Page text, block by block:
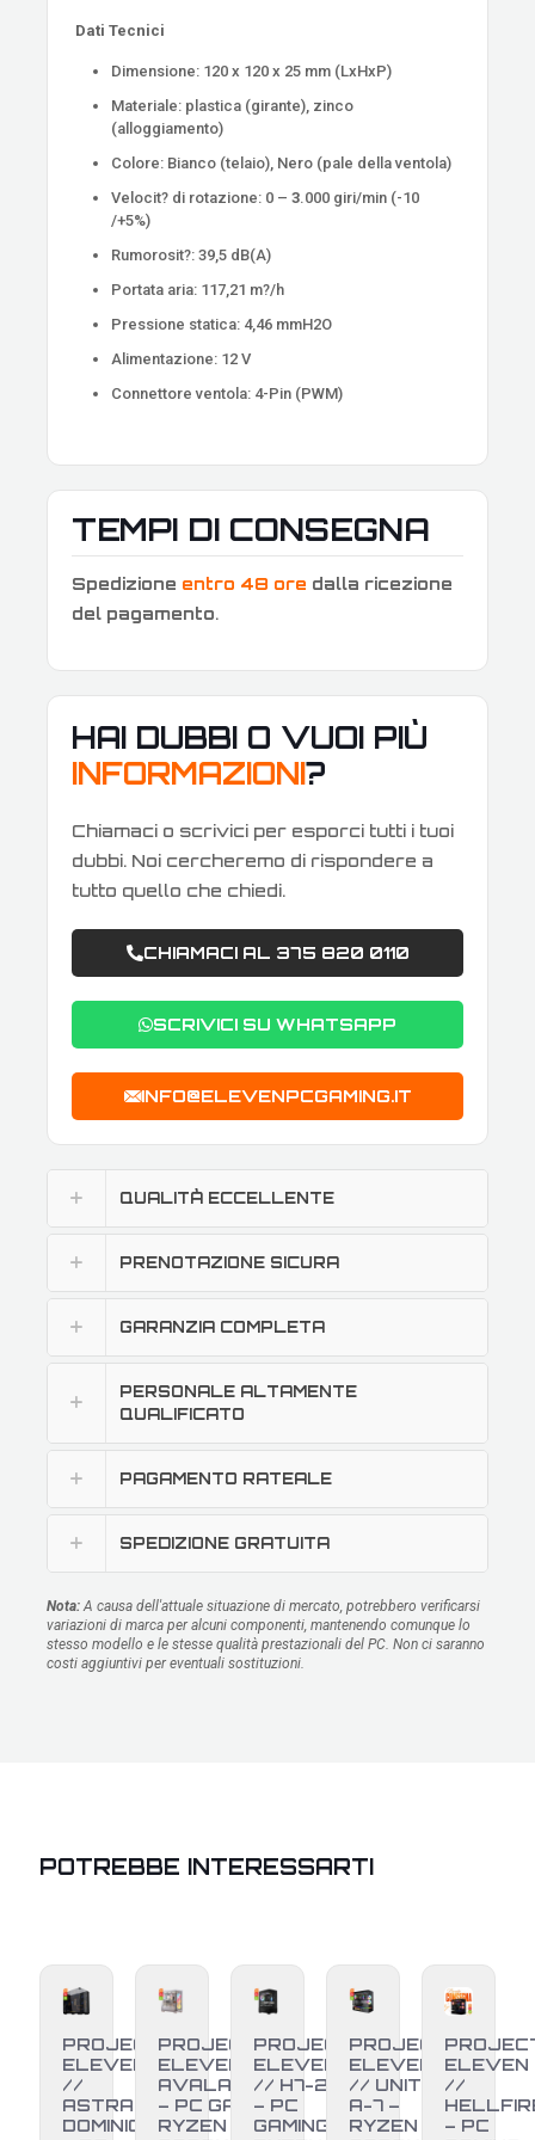
Dati Tecnici
Dimensione: 120 x 120 x 25 mm (LxHxP)
Materiale: plastica (girante), zinco
(alloggiamento)
Colore: Bianco (telaio), Nero (pale della ventola)
Velocit? di rotazione: 0 –3 .000 giri/min (-10
/+5%)
Rumorosit?: 39,5 dB(A)
Portata aria: 117,21 m?/h
Pressione statica: 4,46 mmH2O
Alimentazione: 12 V
Connettore ventola: 4-Pin (PWM)
TEMPI DI CONSEGNA
Spedizione entro 48 ore dalla ricezione
del pagamento.
HAI DUBBI O VUOI PIÙ
INFORMAZIONI?
Chiamaci o scrivici per esporci tutti i tuoi
dubbi. Noi cercheremo di rispondere a
tutto quello che chiedi.
CHIAMACI AL 375 820 0110
SCRIVICI SU WHATSAPP
INFO@ELEVENPCGAMING.IT
QUALITÀ ECCELLENTE
PRENOTAZIONE SICURA
GARANZIA COMPLETA
PERSONALE ALTAMENTE
QUALIFICATO
PAGAMENTO RATEALE
SPEDIZIONE GRATUITA
Nota: A causa dell'attuale situazione di mercato, potrebbero verificarsi
variazioni di marca per alcuni componenti, mantenendo comunque lo
stesso modello e le stesse qualità prestazionali del PC. Non ci saranno
costi aggiuntivi per eventuali sostituzioni.
POTREBBE INTERESSARTI
PROJECT
ELEVEN
//
ASTRAL
DOMINION
PROJECT
ELEVEN //
AVALANCHE
– PC GAMING
RYZEN 7
PROJECT
ELEVEN
// H7-25
– PC
GAMING
PROJECT
ELEVEN
// UNITÀ
A-7 –
RYZEN 7
ELEVEN
//
– PC